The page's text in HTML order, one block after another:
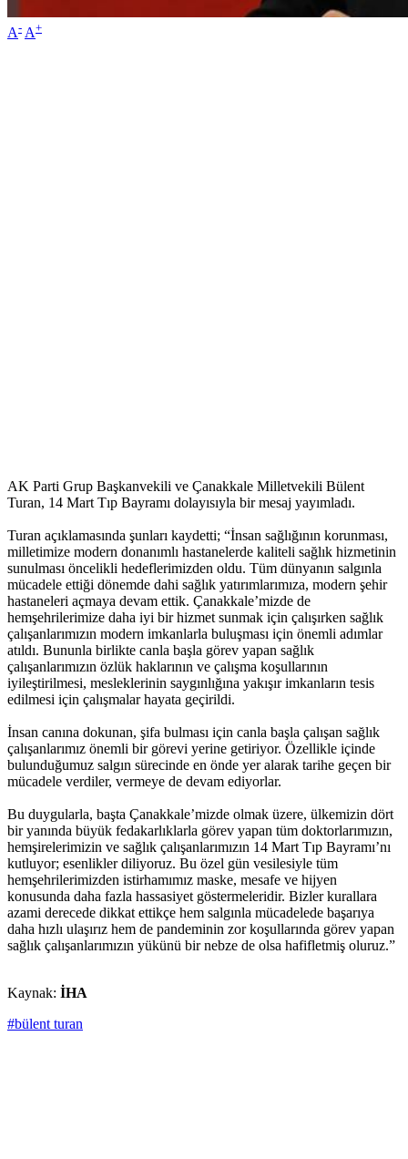
A- A+
AK Parti Grup Başkanvekili ve Çanakkale Milletvekili Bülent
Turan, 14 Mart Tıp Bayramı dolayısıyla bir mesaj yayımladı.
Turan açıklamasında şunları kaydetti; “İnsan sağlığının korunması,
milletimize modern donanımlı hastanelerde kaliteli sağlık hizmetinin
sunulması öncelikli hedeflerimizden oldu. Tüm dünyanın salgınla
mücadele ettiği dönemde dahi sağlık yatırımlarımıza, modern şehir
hastaneleri açmaya devam ettik. Çanakkale’mizde de
hemşehrilerimize daha iyi bir hizmet sunmak için çalışırken sağlık
çalışanlarımızın modern imkanlarla buluşması için önemli adımlar
atıldı. Bununla birlikte canla başla görev yapan sağlık
çalışanlarımızın özlük haklarının ve çalışma koşullarının
iyileştirilmesi, mesleklerinin saygınlığına yakışır imkanların tesis
edilmesi için çalışmalar hayata geçirildi.
İnsan canına dokunan, şifa bulması için canla başla çalışan sağlık
çalışanlarımız önemli bir görevi yerine getiriyor. Özellikle içinde
bulunduğumuz salgın sürecinde en önde yer alarak tarihe geçen bir
mücadele verdiler, vermeye de devam ediyorlar.
Bu duygularla, başta Çanakkale’mizde olmak üzere, ülkemizin dört
bir yanında büyük fedakarlıklarla görev yapan tüm doktorlarımızın,
hemşirelerimizin ve sağlık çalışanlarımızın 14 Mart Tıp Bayramı’nı
kutluyor; esenlikler diliyoruz. Bu özel gün vesilesiyle tüm
hemşehrilerimizden istirhamımız maske, mesafe ve hijyen
konusunda daha fazla hassasiyet göstermeleridir. Bizler kurallara
azami derecede dikkat ettikçe hem salgınla mücadelede başarıya
daha hızlı ulaşırız hem de pandeminin zor koşullarında görev yapan
sağlık çalışanlarımızın yükünü bir nebze de olsa hafifletmiş oluruz.”
Kaynak: İHA
#bülent turan